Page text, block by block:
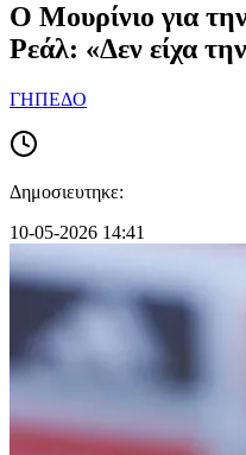
Ο Μουρίνιο για
Ρεάλ: «Δεν είχα
ΓΗΠΕΔΟ
Δημοσιευτηκε:
10-05-2026 14:41